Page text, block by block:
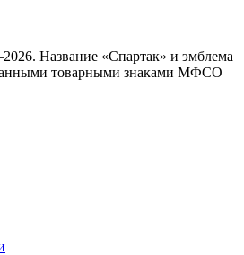
Название «Спартак» и эмблема
товарными знаками МФСО